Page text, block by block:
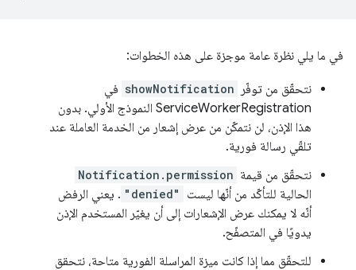
في ما يلي نظرة عامة موجزة على هذه الخطوات:
نتحقّق من توفّر showNotification في
ServiceWorkerRegistration النموذج الأولي. بدون
هذا الإذن، لن نتمكّن من عرض إشعار من الخدمة العاملة عند
تلقّي رسالة فورية.
نتحقّق من قيمة Notification.permission
الحالية للتأكّد من أنّها ليست "denied" . يعني الرفض
أنّه لا يمكنك عرض الإشعارات إلى أن يغيّر المستخدم الإذن
يدويًا في المتصفّح.
للتحقّق مما إذا كانت ميزة المراسلة الفورية متاحة، نتحقق